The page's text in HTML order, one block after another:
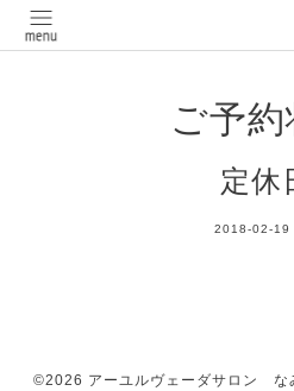
ご予
定休
2018-02-19
©2026 アーユルヴェーダサロン な